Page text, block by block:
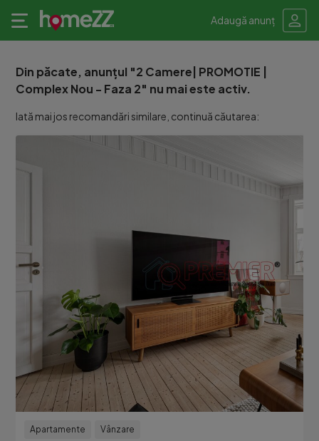
Adaugă anunț
Din păcate, anunțul "2 Camere| PROMOTIE |
Complex Nou - Faza 2" nu mai este activ.
Iată mai jos recomandări similare, continuă căutarea:
Apartamente Vânzare